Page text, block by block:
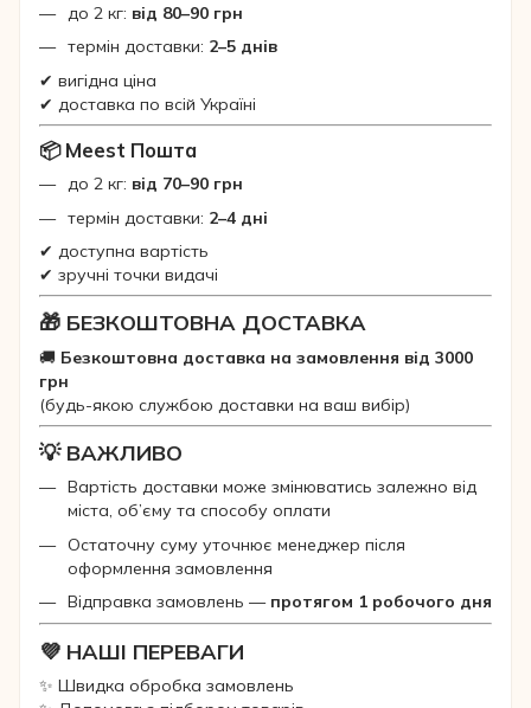
до 2 кг: від 80–90 грн
термін доставки: 2–5 днів
✔ вигідна ціна
✔ доставка по всій Україні
📦 Meest Пошта
до 2 кг: від 70–90 грн
термін доставки: 2–4 дні
✔ доступна вартість
✔ зручні точки видачі
🎁 БЕЗКОШТОВНА ДОСТАВКА
🚚 Безкоштовна доставка на замовлення від 3000
грн
(будь-якою службою доставки на ваш вибір)
💡 ВАЖЛИВО
Вартість доставки може змінюватись залежно від
міста, об’єму та способу оплати
Остаточну суму уточнює менеджер після
оформлення замовлення
Відправка замовлень — протягом 1 робочого дня
💜 НАШІ ПЕРЕВАГИ
✨ Швидка обробка замовлень